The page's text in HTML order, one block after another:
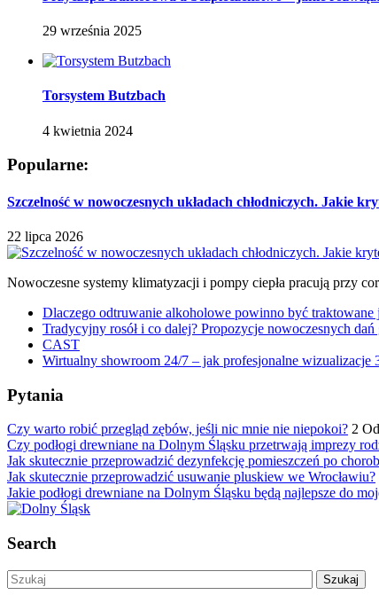
29 września 2025
Torsystem Butzbach
4 kwietnia 2024
Popularne:
Szczelność w nowoczesnych układach chłodniczych. Jakie
22 lipca 2026
Nowoczesne systemy klimatyzacji i pompy ciepła pracują przy
Dlaczego odtruwanie alkoholowe powinno być traktowane
Tradycyjny rosół i co dalej? Propozycje nowoczesnych
CAST
Wirtualny showroom 24/7 – jak profesjonalne wizualizacje
Pytania
Czy warto robić przegląd zębów, jeśli nic mnie nie niepokoi? 2
Czy podłogi drewniane na Dolnym Śląsku przetrwają imprezy
Jak skutecznie przeprowadzić dezynfekcję pomieszczeń po
Jak skutecznie przeprowadzić usuwanie pluskiew we Wrocławiu?
Jakie podłogi drewniane na Dolnym Śląsku będą najlepsze do
Search